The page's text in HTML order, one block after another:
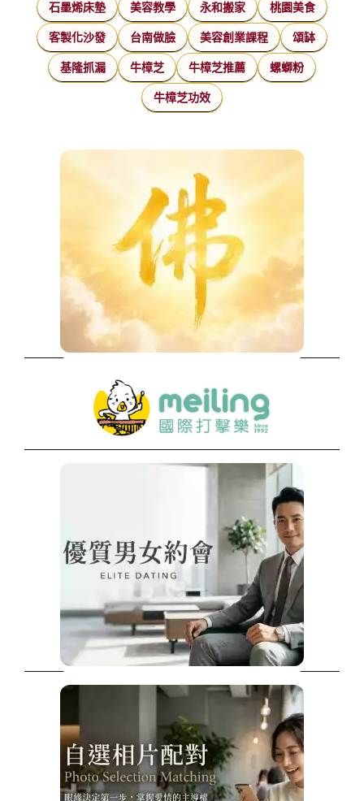
石墨烯床墊 美容教學 永和搬家 桃園美食
客製化沙發 台南做臉 美容創業課程 頌缽
基隆抓漏 牛樟芝 牛樟芝推薦 螺螄粉
牛樟芝功效